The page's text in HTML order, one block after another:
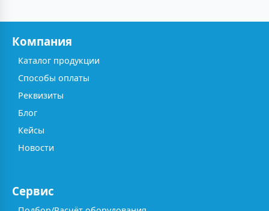
Компания
Каталог продукции
Способы оплаты
Реквизиты
Блог
Кейсы
Новости
Сервис